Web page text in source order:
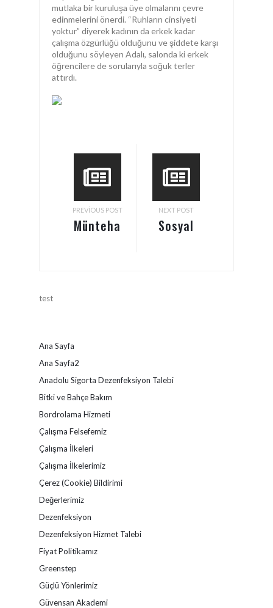
mutlaka bir kuruluşa üye olmalarını çevre
edinmelerini önerdi. “Ruhların cinsiyeti
yoktur” diyerek kadının da erkek kadar
çalışma özgürlüğü olduğunu ve şiddete karşı
olduğunu söyleyen Adalı, salonda ki erkek
öğrencilere de sorularıyla soğuk terler
attırdı.
PREVIOUS POST
Münteha
NEXT POST
Sosyal
test
Ana Sayfa
Ana Sayfa2
Anadolu Sigorta Dezenfeksiyon Talebi
Bitki ve Bahçe Bakım
Bordrolama Hizmeti
Çalışma Felsefemiz
Çalışma İlkeleri
Çalışma İlkelerimiz
Çerez (Cookie) Bildirimi
Değerlerimiz
Dezenfeksiyon
Dezenfeksiyon Hizmet Talebi
Fiyat Politikamız
Greenstep
Güçlü Yönlerimiz
Güvensan Akademi